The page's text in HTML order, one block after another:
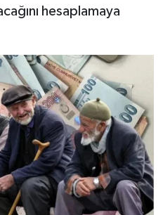
hesaplamaya